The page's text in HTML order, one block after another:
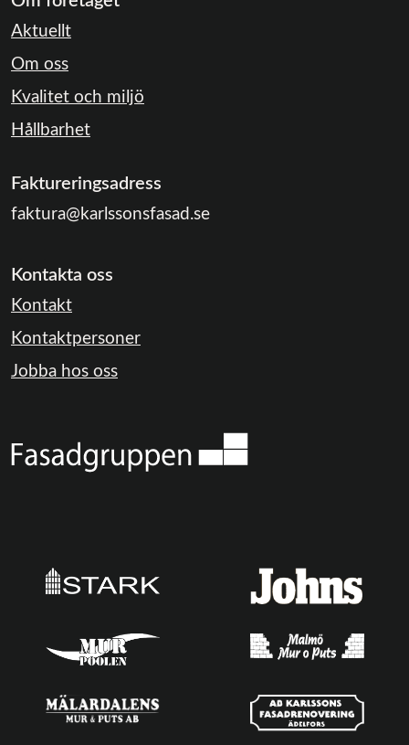
Aktuellt
Om oss
Kvalitet och miljö
Hållbarhet
Faktureringsadress
faktura@karlssonsfasad.se
Kontakta oss
Kontakt
Kontaktpersoner
Jobba hos oss